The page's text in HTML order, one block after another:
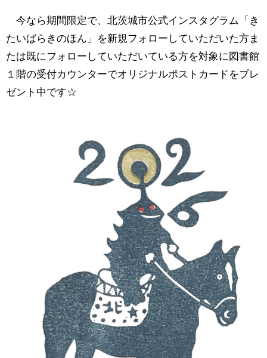
今なら期間限定で、北茨城市公式インスタグラム「き
たいばらきのほん」を新規フォローしていただいた方ま
たは既にフォローしていただいている方を対象に図書館
１階の受付カウンターでオリジナルポストカードをプレ
ゼント中です☆